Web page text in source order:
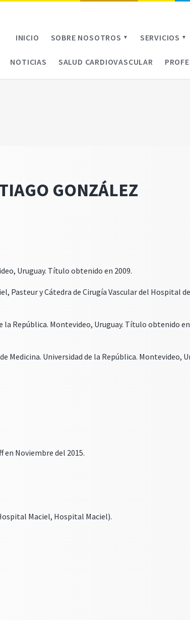
INICIO SOBRE NOSOTROS ▼ SERVICIOS ▼
NOTICIAS SALUD CARDIOVASCULAR
GONZÁLEZ
Uruguay. Título obtenido en 2009.
Pasteur y Cátedra de Cirugía Vascular del Hospital
la República. Montevideo, Uruguay. Título obtenido
Universidad de la República. Montevideo,
Noviembre del 2015.
Maciel, Hospital Maciel).